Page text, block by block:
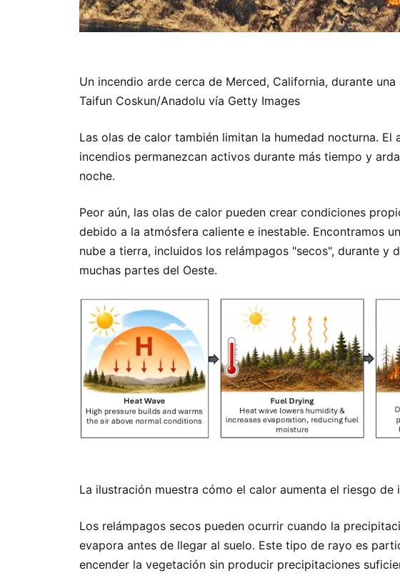
Un incendio arde cerca de Merced, California, durante
Taifun Coskun/Anadolu vía Getty Images
Las olas de calor también limitan la humedad nocturna. El
incendios permanezcan activos durante más tiempo y
noche.
Peor aún, las olas de calor pueden crear condiciones
debido a la atmósfera caliente e inestable. Encontramos
nube a tierra, incluidos los relámpagos "secos", durante y
muchas partes del Oeste.
La ilustración muestra cómo el calor aumenta el riesgo de
Los relámpagos secos pueden ocurrir cuando la
evapora antes de llegar al suelo. Este tipo de rayo es
encender la vegetación sin producir precipitaciones